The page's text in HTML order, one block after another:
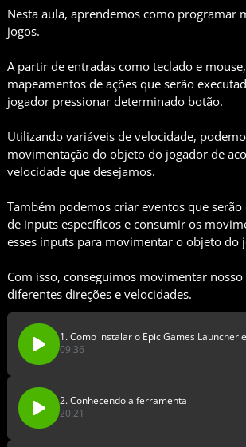
Nesta aula, aprendemos como programar
jogos.
A partir de entradas como teclado e
mapeamentos de ações que serão
jogador pressionar determinado botão.
Utilizando variáveis de velocidade,
movimentação do objeto do jogador de
velocidade que desejamos.
Também podemos criar eventos que
de inputs específicos e consumir os
esses inputs para movimentar o objeto do
Com isso, conseguimos movimentar
diferentes direções e velocidades.
1. Como instalar o Epic Games Launcher
09:36
2. Conhecendo a ferramenta
20:21